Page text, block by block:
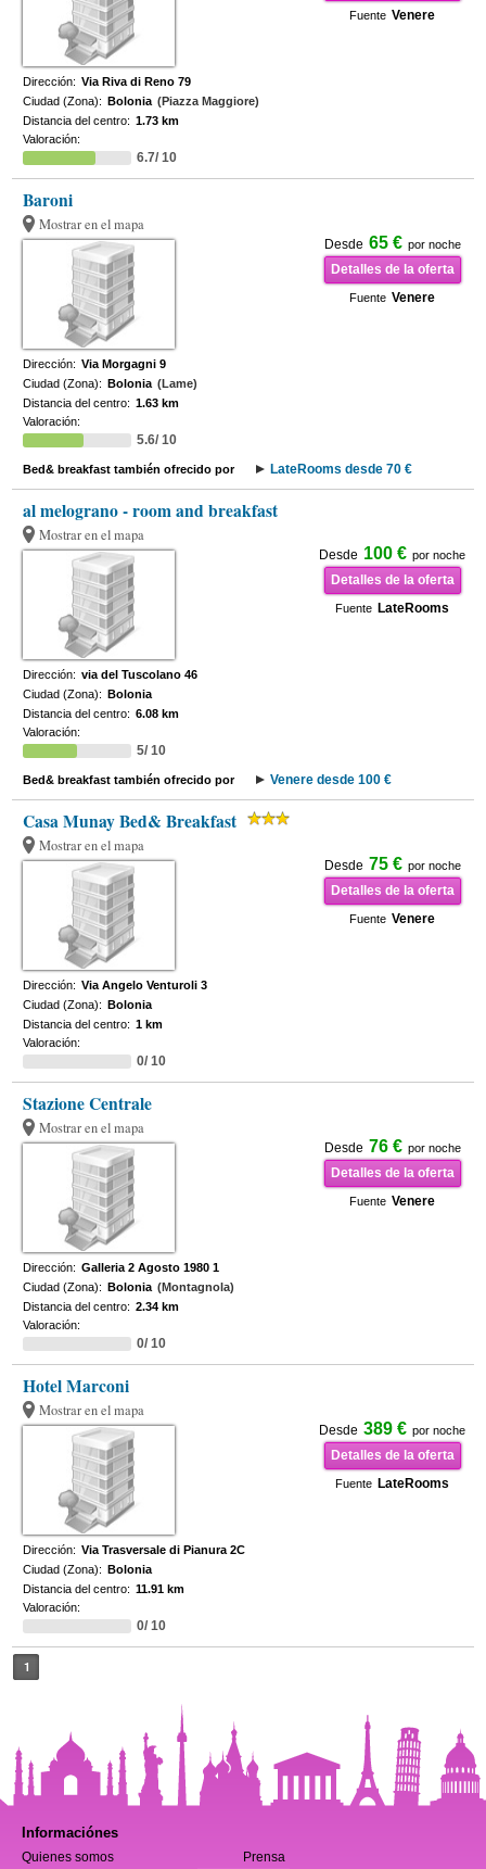
Fuente Venere
Dirección: Via Riva di Reno 79
Ciudad (Zona): Bolonia (Piazza Maggiore)
Distancia del centro: 1.73 km
Valoración:
6.7/ 10
Baroni
Mostrar en el mapa
Desde 65 € por noche
Detalles de la oferta
Fuente Venere
Dirección: Via Morgagni 9
Ciudad (Zona): Bolonia (Lame)
Distancia del centro: 1.63 km
Valoración:
5.6/ 10
Bed& breakfast también ofrecido por LateRooms desde 70 €
al melograno - room and breakfast
Mostrar en el mapa
Desde 100 € por noche
Detalles de la oferta
Fuente LateRooms
Dirección: via del Tuscolano 46
Ciudad (Zona): Bolonia
Distancia del centro: 6.08 km
Valoración:
5/ 10
Bed& breakfast también ofrecido por Venere desde 100 €
Casa Munay Bed& Breakfast
Mostrar en el mapa
Desde 75 € por noche
Detalles de la oferta
Fuente Venere
Dirección: Via Angelo Venturoli 3
Ciudad (Zona): Bolonia
Distancia del centro: 1 km
Valoración:
0/ 10
Stazione Centrale
Mostrar en el mapa
Desde 76 € por noche
Detalles de la oferta
Fuente Venere
Dirección: Galleria 2 Agosto 1980 1
Ciudad (Zona): Bolonia (Montagnola)
Distancia del centro: 2.34 km
Valoración:
0/ 10
Hotel Marconi
Mostrar en el mapa
Desde 389 € por noche
Detalles de la oferta
Fuente LateRooms
Dirección: Via Trasversale di Pianura 2C
Ciudad (Zona): Bolonia
Distancia del centro: 11.91 km
Valoración:
0/ 10
1
Informaciónes
Quienes somos Prensa